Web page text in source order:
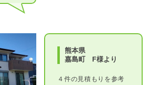
熊本県
嘉島町 F様より
４件の見積もりを参考